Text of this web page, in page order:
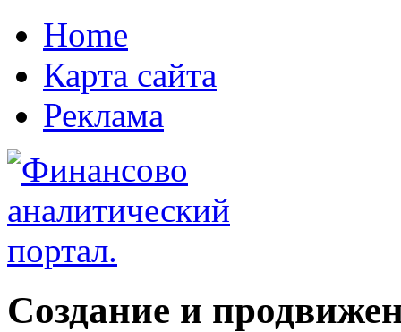
Home
Карта сайта
Реклама
Создание и